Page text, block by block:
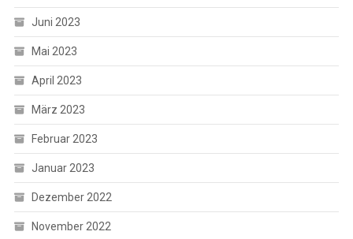
Juni 2023
Mai 2023
April 2023
März 2023
Februar 2023
Januar 2023
Dezember 2022
November 2022